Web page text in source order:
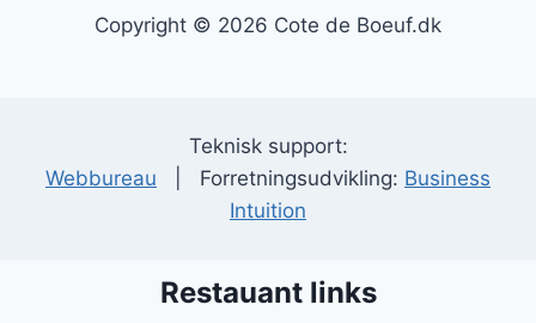
Copyright © 2026 Cote de Boeuf.dk
Teknisk support:
Webbureau | Forretningsudvikling: Business
Intuition
Restauant links